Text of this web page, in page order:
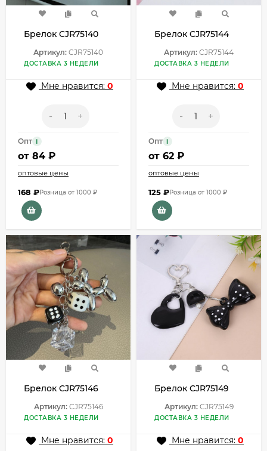
Брелок CJR75140
Артикул: CJR75140
ДОСТАВКА 3 НЕДЕЛИ
Мне нравится: 0
- +
Опт i
от 84 ₽
оптовые цены
168 ₽Розница от 1000 ₽
Брелок CJR75144
Артикул: CJR75144
ДОСТАВКА 3 НЕДЕЛИ
Мне нравится: 0
- +
Опт i
от 62 ₽
оптовые цены
125 ₽Розница от 1000 ₽
Брелок CJR75146
Артикул:CJR75146
ДОСТАВКА 3 НЕДЕЛИ
Мне нравится: 0
Брелок CJR75149
Артикул:CJR75149
ДОСТАВКА 3 НЕДЕЛИ
Мне нравится: 0